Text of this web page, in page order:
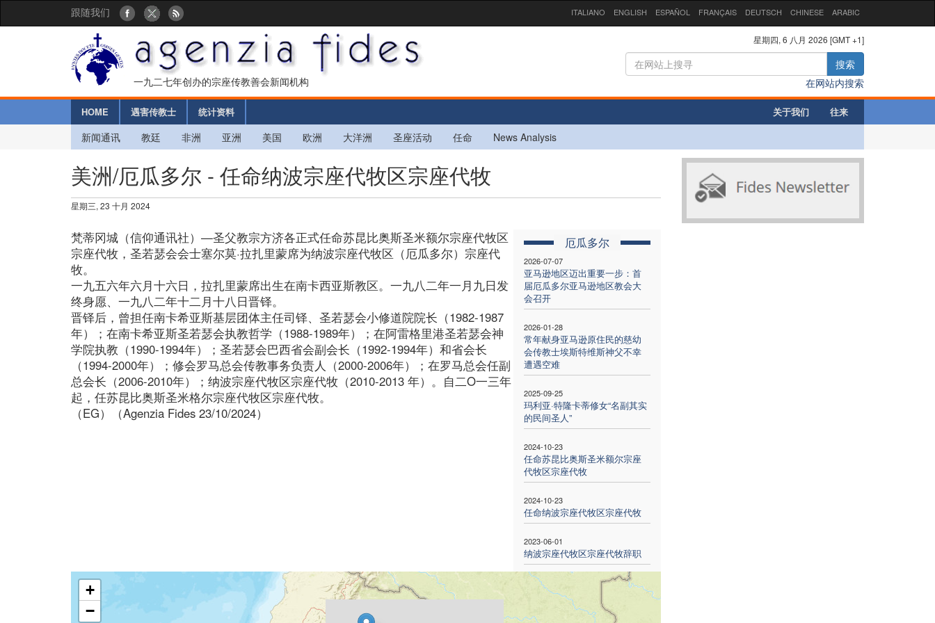
跟随我们 ITALIANO ENGLISH ESPAÑOL FRANÇAIS DEUTSCH CHINESE ARABIC
一九二七年创办的宗座传教善会新闻机构
星期四, 6 八月 2026 [GMT +1]
搜索
在网站内搜索
HOME 遇害传教士 统计资料 关于我们 往来
新闻通讯 教廷 非洲 亚洲 美国 欧洲 大洋洲 圣座活动 任命 News Analysis
美洲/厄瓜多尔 - 任命纳波宗座代牧区宗座代牧
星期三, 23 十月 2024
厄瓜多尔
2026-07-07
亚马逊地区迈出重要一步：首
届厄瓜多尔亚马逊地区教会大
会召开
2026-01-28
常年献身亚马逊原住民的慈幼
会传教士埃斯特维斯神父不幸
遭遇空难
2025-09-25
玛利亚·特隆卡蒂修女“名副其实
的民间圣人”
2024-10-23
任命苏昆比奥斯圣米额尔宗座
代牧区宗座代牧
2024-10-23
任命纳波宗座代牧区宗座代牧
2023-06-01
纳波宗座代牧区宗座代牧辞职
梵蒂冈城（信仰通讯社）—圣父教宗方济各正式任命苏昆比奥斯圣米额尔宗座代牧区
宗座代牧，圣若瑟会会士塞尔莫·拉扎里蒙席为纳波宗座代牧区（厄瓜多尔）宗座代
牧。
一九五六年六月十六日，拉扎里蒙席出生在南卡西亚斯教区。一九八二年一月九日发
终身愿、一九八二年十二月十八日晋铎。
晋铎后，曾担任南卡希亚斯基层团体主任司铎、圣若瑟会小修道院院长（1982-1987
年）；在南卡希亚斯圣若瑟会执教哲学（1988-1989年）；在阿雷格里港圣若瑟会神
学院执教（1990-1994年）；圣若瑟会巴西省会副会长（1992-1994年）和省会长
（1994-2000年）；修会罗马总会传教事务负责人（2000-2006年）；在罗马总会任副
总会长（2006-2010年）；纳波宗座代牧区宗座代牧（2010-2013 年）。自二O一三年
起，任苏昆比奥斯圣米格尔宗座代牧区宗座代牧。
（EG）（Agenzia Fides 23/10/2024）
+
−